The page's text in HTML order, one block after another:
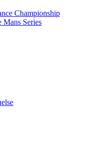
Championship
Series